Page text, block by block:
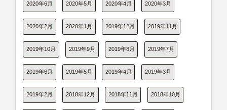
2020年6月 2020年5月 2020年4月 2020年3月
2020年2月 2020年1月 2019年12月 2019年11月
2019年10月 2019年9月 2019年8月 2019年7月
2019年6月 2019年5月 2019年4月 2019年3月
2019年2月 2018年12月 2018年11月 2018年10月